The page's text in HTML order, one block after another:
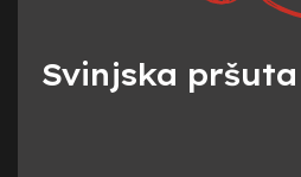
Svinjska pršuta